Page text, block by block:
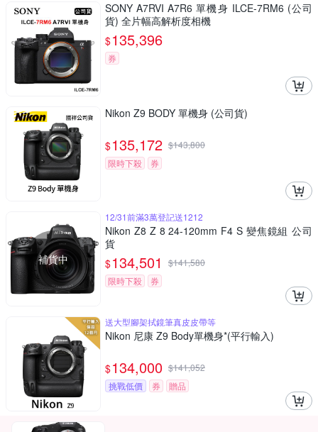
SONY A7RVI A7R6 單機身 ILCE-7RM6 (公司
貨) 全片幅高解析度相機
$135,396
券
Nikon Z9 BODY 單機身 (公司貨)
$135,172 $143,800
限時下殺
券
補貨中
12/31前滿3萬登記送1212
Nikon Z8 Z 8 24-120mm F4 S 變焦鏡組 公司
貨
$134,501 $141,580
限時下殺
券
送大型腳架拭鏡筆真皮皮帶等
Nikon 尼康 Z9 Body單機身*(平行輸入)
$134,000 $141,052
挑戰低價
券 贈品